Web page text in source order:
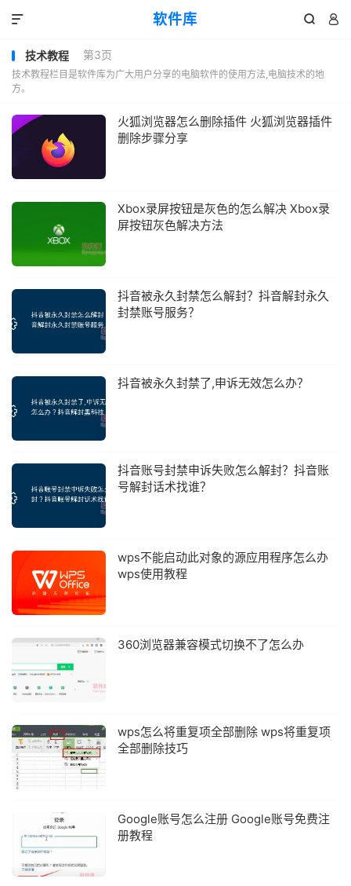
软件库  

技术教程 第3页
技术教程栏目是软件库为广大用户分享的电脑软件的使用方法,电脑技术的地
方。
火狐浏览器怎么删除插件 火狐浏览器插件
删除步骤分享
Xbox录屏按钮是灰色的怎么解决 Xbox录
屏按钮灰色解决方法
抖音被永久封禁怎么解封？抖音解封永久
封禁账号服务？
抖音被永久封禁了,申诉无效怎么办？
抖音账号封禁申诉失败怎么解封？抖音账
号解封话术找谁？
wps不能启动此对象的源应用程序怎么办
wps使用教程
360浏览器兼容模式切换不了怎么办
wps怎么将重复项全部删除 wps将重复项
全部删除技巧
Google账号怎么注册 Google账号免费注
册教程